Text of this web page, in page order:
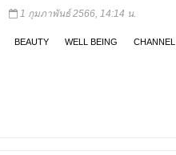
1 กุมภาพันธ์ 2566, 14:14 น.
BEAUTY WELL BEING CHANNEL